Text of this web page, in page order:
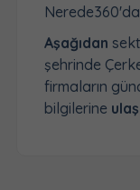
Aşağıdan
şehrinde
firmaların
bilgilerine